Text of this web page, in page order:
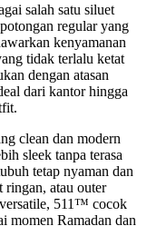
salah satu siluet
regular yang
kenyamanan
tidak terlalu ketat
dengan atasan
dari kantor hingga
clean dan modern
sleek tanpa terasa
tetap nyaman dan
ringan, atau outer
511™ cocok
momen Ramadan dan